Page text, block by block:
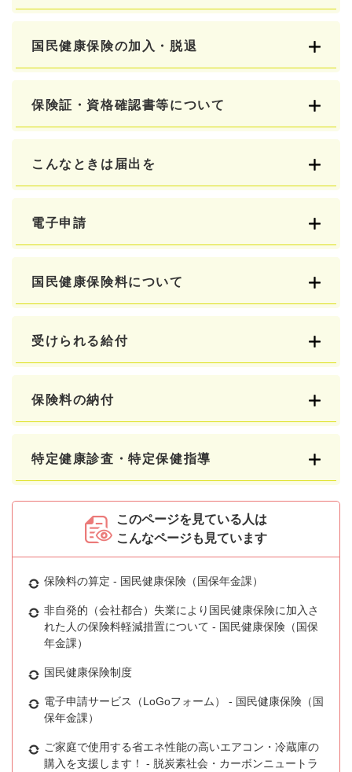
国民健康保険の加入・脱退
保険証・資格確認書等について
こんなときは届出を
電子申請
国民健康保険料について
受けられる給付
保険料の納付
特定健康診査・特定保健指導
このページを見ている人は
こんなページも見ています
保険料の算定 - 国民健康保険（国保年金課）
非自発的（会社都合）失業により国民健康保険に加入さ
れた人の保険料軽減措置について - 国民健康保険（国保
年金課）
国民健康保険制度
電子申請サービス（LoGoフォーム） - 国民健康保険（国
保年金課）
ご家庭で使用する省エネ性能の高いエアコン・冷蔵庫の
購入を支援します！ - 脱炭素社会・カーボンニュートラ